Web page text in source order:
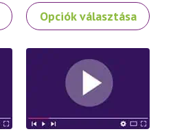
Opciók választása
Ennek
a
variációja
változatok